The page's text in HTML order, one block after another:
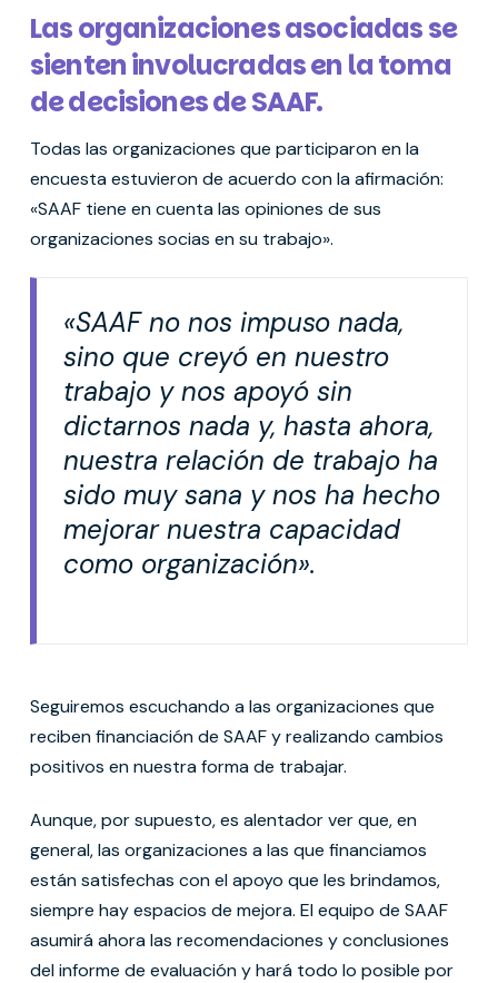
Las organizaciones asociadas se
sienten involucradas en la toma
de decisiones de SAAF.
Todas las organizaciones que participaron en la
encuesta estuvieron de acuerdo con la afirmación:
«SAAF tiene en cuenta las opiniones de sus
organizaciones socias en su trabajo».
«SAAF no nos impuso nada,
sino que creyó en nuestro
trabajo y nos apoyó sin
dictarnos nada y, hasta ahora,
nuestra relación de trabajo ha
sido muy sana y nos ha hecho
mejorar nuestra capacidad
como organización».
Seguiremos escuchando a las organizaciones que
reciben financiación de SAAF y realizando cambios
positivos en nuestra forma de trabajar.
Aunque, por supuesto, es alentador ver que, en
general, las organizaciones a las que financiamos
están satisfechas con el apoyo que les brindamos,
siempre hay espacios de mejora. El equipo de SAAF
asumirá ahora las recomendaciones y conclusiones
del informe de evaluación y hará todo lo posible por